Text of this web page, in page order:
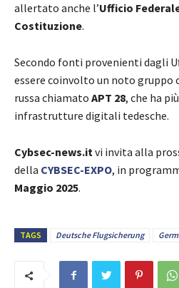
allertato anche l’Ufficio
Costituzione.
Secondo fonti provenienti dagli
essere coinvolto un noto gruppo
russa chiamato APT 28, che ha
infrastrutture digitali tedesche.
Cybsec-news.itvi invita alla
della CYBSEC-EXPO, in
Maggio 2025.
TAGS Deutsche Flugsicherung